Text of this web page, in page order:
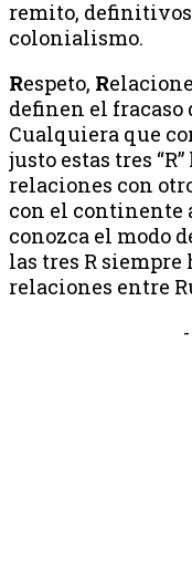
remito,
colonialismo.
Respeto, R
definen el
Cualquiera que
justo estas tres
relaciones con
con el continente
conozca el modo
las tres R siempre
relaciones entre